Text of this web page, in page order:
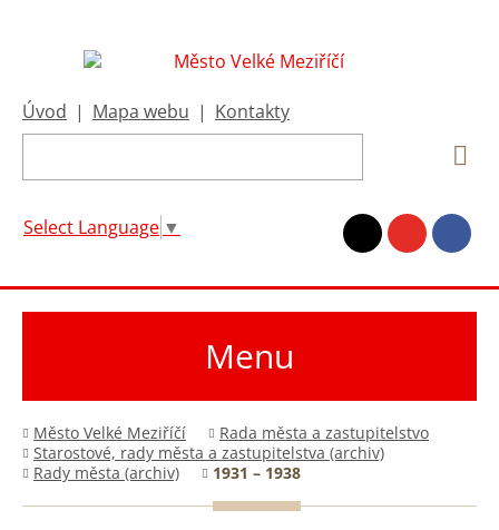
Úvod | Mapa webu | Kontakty
Select Language ▼
Menu
Město Velké Meziříčí
Rada města a zastupitelstvo
Starostové, rady města a zastupitelstva (archiv)
Rady města (archiv)
1931 – 1938